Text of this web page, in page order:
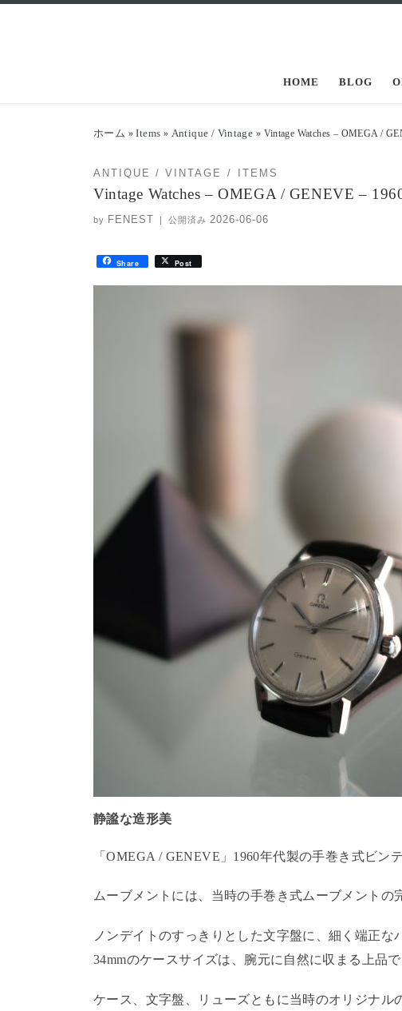
HOME BLOG
ホーム » Items » Antique / Vintage » Vintage Watches – OMEGA /
ANTIQUE / VINTAGE ITEMS
Vintage Watches – OMEGA / GENEVE –
by FENEST | 公開済み 2026-06-06
Share Post
静謐な造形美
「OMEGA / GENEVE」1960年代製の手巻き式ビン
ムーブメントには、当時の手巻き式ムーブメントの
ノンデイトのすっきりとした文字盤に、細く端正な
34mmのケースサイズは、腕元に自然に収まる上品
ケース、文字盤、リューズともに当時のオリジナル